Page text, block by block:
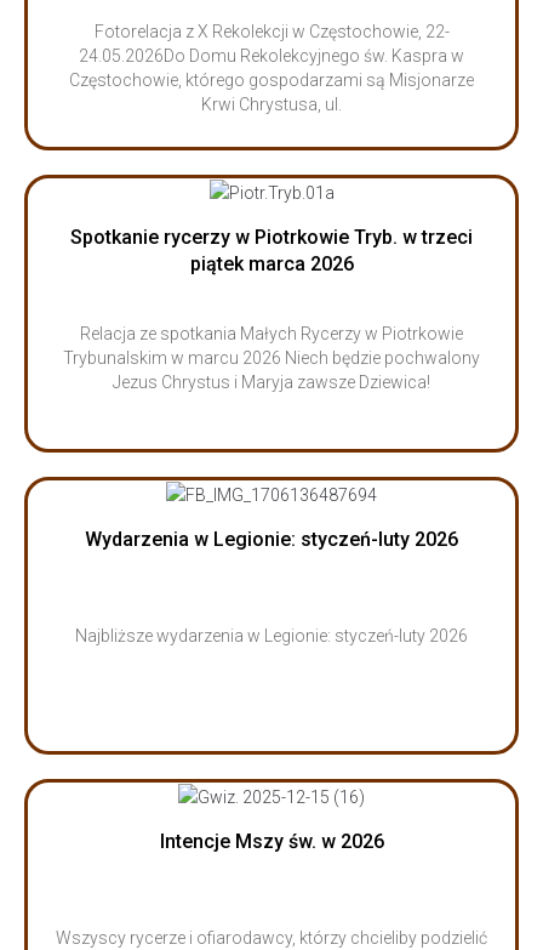
Fotorelacja z X Rekolekcji w Częstochowie, 22-
24.05.2026Do Domu Rekolekcyjnego św. Kaspra w
Częstochowie, którego gospodarzami są Misjonarze
Krwi Chrystusa, ul.
Spotkanie rycerzy w Piotrkowie Tryb. w trzeci
piątek marca 2026
Relacja ze spotkania Małych Rycerzy w Piotrkowie
Trybunalskim w marcu 2026 Niech będzie pochwalony
Jezus Chrystus i Maryja zawsze Dziewica!
Wydarzenia w Legionie: styczeń-luty 2026
Najbliższe wydarzenia w Legionie: styczeń-luty 2026
Intencje Mszy św. w 2026
Wszyscy rycerze i ofiarodawcy, którzy chcieliby podzielić